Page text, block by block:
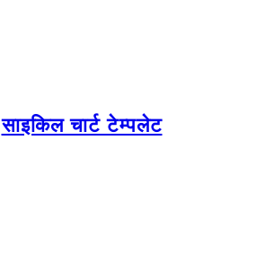
साइकिल चार्ट टेम्पलेट